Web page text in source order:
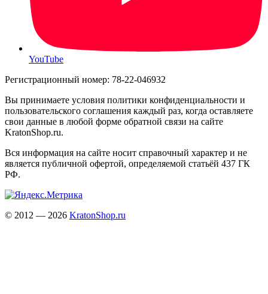
YouTube
Регистрационный номер: 78-22-046932
Вы принимаете условия политики конфиденциальности и
пользовательского соглашения каждый раз, когда оставляете
свои данные в любой форме обратной связи на сайте
KratonShop.ru.
Вся информация на сайте носит справочный характер и не
является публичной офертой, определяемой статьёй 437 ГК
РФ.
© 2012 — 2026 KratonShop.ru